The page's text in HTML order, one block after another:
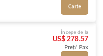
Carte
Începe de la
US$ 278.57
Preț/ Pax